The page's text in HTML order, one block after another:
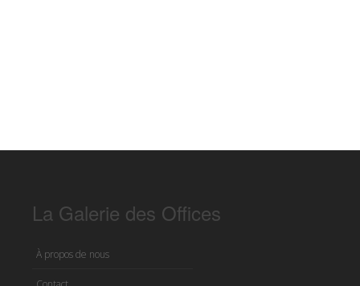
La Galerie des Offices
À propos de nous